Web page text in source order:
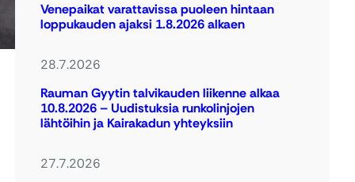
Venepaikat varattavissa puoleen hintaan
loppukauden ajaksi 1.8.2026 alkaen
28.7.2026
Rauman Gyytin talvikauden liikenne alkaa
10.8.2026 – Uudistuksia runkolinjojen
lähtöihin ja Kairakadun yhteyksiin
27.7.2026